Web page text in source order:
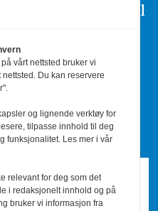
oppfordres til
Du kan
Pressens Faglige
vårt nettsted bruker vi
Du kan reservere
og lignende verktøy for
tilpasse innhold til deg
funksjonalitet. Les mer i vår
relevant for deg som det
i redaksjonelt innhold og på
bruker vi informasjon fra